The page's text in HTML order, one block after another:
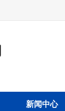
新闻中心